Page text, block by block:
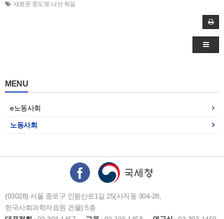
'새로운 중도'로 나선 독일
MENU
e노동사회
노동사회
(03028) 서울 종로구 인왕산로1길 25(사직동 304-28,
한국사회과학자료원 건물) 5층